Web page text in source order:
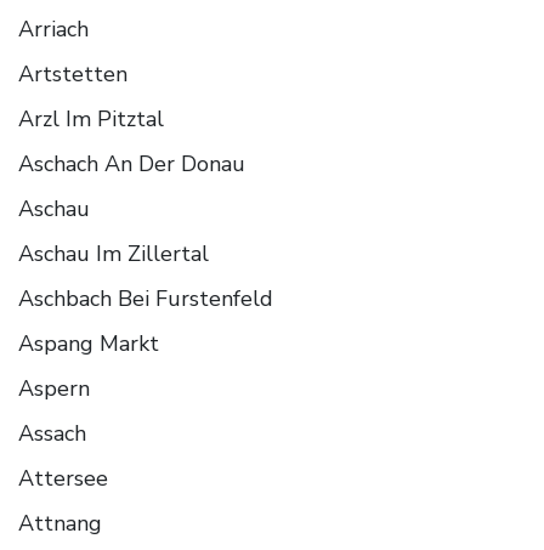
Arriach
Artstetten
Arzl Im Pitztal
Aschach An Der Donau
Aschau
Aschau Im Zillertal
Aschbach Bei Furstenfeld
Aspang Markt
Aspern
Assach
Attersee
Attnang